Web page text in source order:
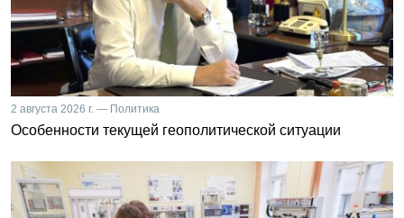
2 августа 2026 г. — Политика
Особенности текущей геополитической ситуации